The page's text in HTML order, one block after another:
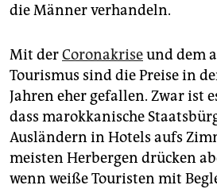
die Männer verhandeln.
Mit der ­Coronakriseund dem
Tourismus sind die Preise in
Jahren eher gefallen. Zwar ist
dass marokkanische
Ausländern in Hotels aufs
meisten Herbergen drücken
wenn weiße Touristen mit